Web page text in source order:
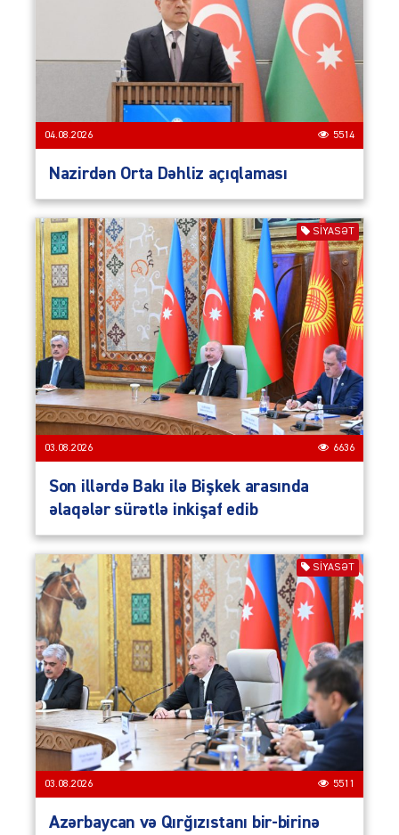
04.08.2026 5514
Nazirdən Orta Dəhliz açıqlaması
SIYASƏT
03.08.2026 6636
Son illərdə Bakı ilə Bişkek arasında
əlaqələr sürətlə inkişaf edib
SIYASƏT
03.08.2026 5511
Azərbaycan və Qırğızıstanı bir-birinə